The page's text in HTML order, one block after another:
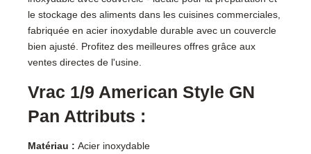
le stockage des aliments dans les cuisines commerciales,
fabriquée en acier inoxydable durable avec un couvercle
bien ajusté. Profitez des meilleures offres grâce aux
ventes directes de l'usine.
Vrac 1/9 American Style GN
Pan Attributs :
Matériau :Acier inoxydable